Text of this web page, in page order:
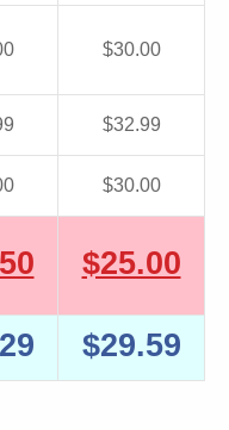
$30.00
$32.99
$30.00
$25.00
$29.59